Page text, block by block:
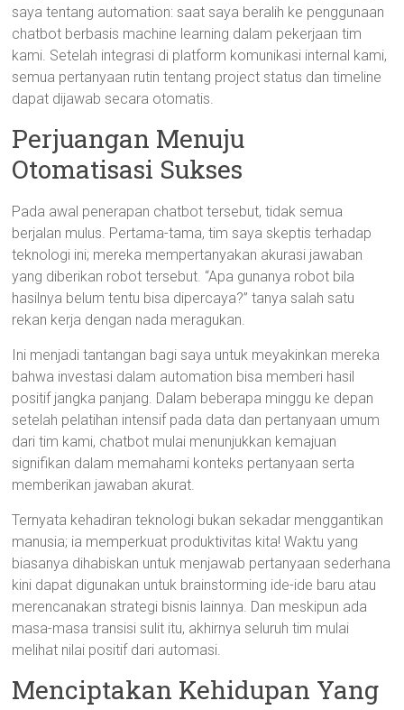
saya tentang automation: saat saya beralih ke penggunaan
chatbot berbasis machine learning dalam pekerjaan tim
kami. Setelah integrasi di platform komunikasi internal kami,
semua pertanyaan rutin tentang project status dan timeline
dapat dijawab secara otomatis.
Perjuangan Menuju
Otomatisasi Sukses
Pada awal penerapan chatbot tersebut, tidak semua
berjalan mulus. Pertama-tama, tim saya skeptis terhadap
teknologi ini; mereka mempertanyakan akurasi jawaban
yang diberikan robot tersebut. “Apa gunanya robot bila
hasilnya belum tentu bisa dipercaya?” tanya salah satu
rekan kerja dengan nada meragukan.
Ini menjadi tantangan bagi saya untuk meyakinkan mereka
bahwa investasi dalam automation bisa memberi hasil
positif jangka panjang. Dalam beberapa minggu ke depan
setelah pelatihan intensif pada data dan pertanyaan umum
dari tim kami, chatbot mulai menunjukkan kemajuan
signifikan dalam memahami konteks pertanyaan serta
memberikan jawaban akurat.
Ternyata kehadiran teknologi bukan sekadar menggantikan
manusia; ia memperkuat produktivitas kita! Waktu yang
biasanya dihabiskan untuk menjawab pertanyaan sederhana
kini dapat digunakan untuk brainstorming ide-ide baru atau
merencanakan strategi bisnis lainnya. Dan meskipun ada
masa-masa transisi sulit itu, akhirnya seluruh tim mulai
melihat nilai positif dari automasi.
Menciptakan Kehidupan Yang